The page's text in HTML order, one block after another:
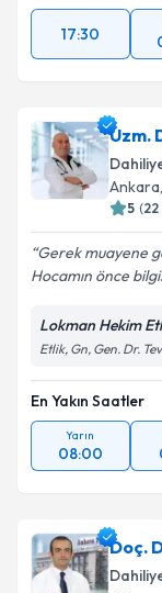
17:30
Uzm.
Ankara
5 (22
Gerek muayene
Hocamın önce
Lokman Hekim
Etlik, Gn, Gen. Dr.
En Yakın Saatler
Yarın
08:00
Doç.